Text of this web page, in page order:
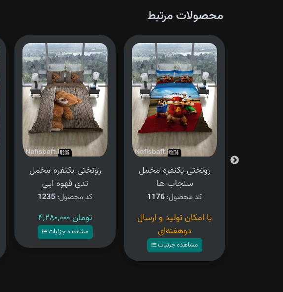
محصولات مرتبط
روتختی یکنفره مخمل
تدی قهوه ایی
کد محصول: 1235
۴,۲۸۰,۰۰۰ تومان
مشاهده جزئیات
روتختی یکنفره مخمل
سنجاب ها
کد محصول: 1176
با امکان تولید و ارسال
دوهفته‌ای
مشاهده جزئیات